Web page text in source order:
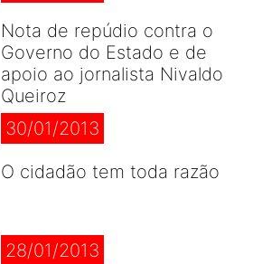
Nota de repúdio contra o
Governo do Estado e de
apoio ao jornalista Nivaldo
Queiroz
30/01/2013
O cidadão tem toda razão
28/01/2013